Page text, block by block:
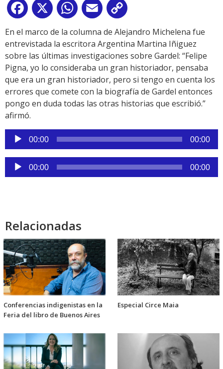
Facebook
X WhatsApp
Email
Link
En el marco de la columna de Alejandro Michelena fue
entrevistada la escritora Argentina Martina Iñiguez
sobre las últimas investigaciones sobre Gardel: “Felipe
Pigna, yo lo consideraba un gran historiador, pensaba
que era un gran historiador, pero si tengo en cuenta los
errores que comete con la biografía de Gardel entonces
pongo en duda todas las otras historias que escribió.”
afirmó.
Reproductor
de
audio
00:00 00:00
Reproductor
de
00:00 00:00
Relacionadas
Conferencias indigenistas en la
Feria del libro de Buenos Aires
Especial Circe Maia